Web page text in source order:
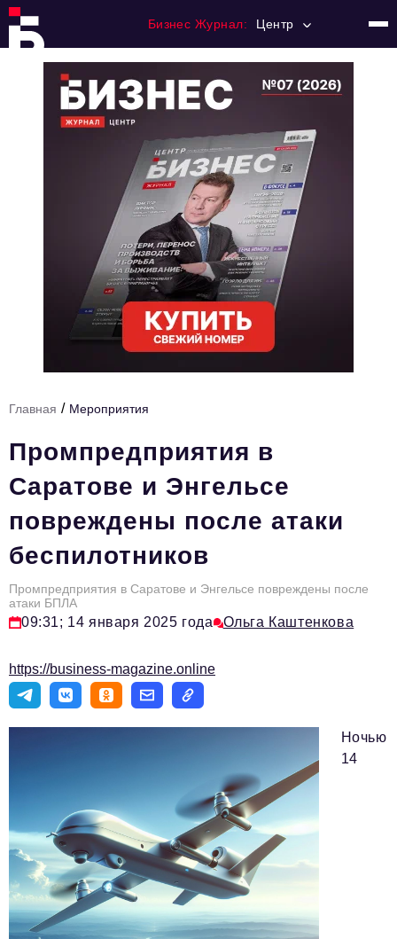
Бизнес Журнал: Центр
Регулирование
Премия "Тульский Бизнес"
История тульского предпринимательства
Тема номера
HR
Персона номера
Инфраструктура развития
Технологии и тренды
Туризм
Мероприятия
+7 495 727-01-67
Электронные почты редакции:
Информационный отдел
info@business-magazine.online
Отдел рекламы
reklama@business-magazine.online
Главная / Мероприятия
Промпредприятия в
Саратове и Энгельсе
повреждены после атаки
беспилотников
Промпредприятия в Саратове и Энгельсе повреждены после
атаки БПЛА
09:31; 14 января 2025 года Ольга Каштенкова
https://business-magazine.online
Ночью
14